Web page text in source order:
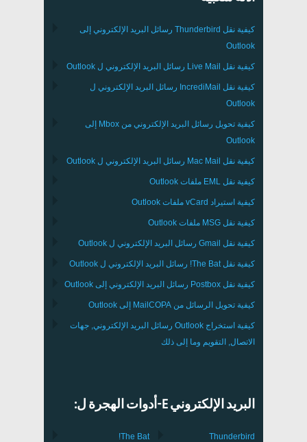
كيفية نقل Thunderbird رسائل البريد الإلكتروني إلى
Outlook
كيفية نقل Live Mail رسائل البريد الإلكتروني ل Outlook
كيفية نقل IncrediMail رسائل البريد الإلكتروني ل
Outlook
كيفية تحويل رسائل البريد الإلكتروني من Mbox إلى
Outlook
كيفية نقل Mac Mail رسائل البريد الإلكتروني ل Outlook
كيفية نقل EML ملفات Outlook
كيفية استيراد vCard ملفات Outlook
كيفية نقل MSG ملفات Outlook
كيفية نقل Gmail رسائل البريد الإلكتروني ل Outlook
كيفية نقل The Bat! رسائل البريد الإلكتروني ل Outlook
كيفية نقل Postbox رسائل البريد الإلكتروني إلى Outlook
كيفية تحويل الرسائل من MailCOPA إلى Outlook
كيفية استخراج Outlook رسائل البريد الإلكتروني, جهات
الاتصال, التقويم وما إلى ذلك
البريد الإلكتروني E-أدوات الهجرة ل:
Thunderbird
The Bat!